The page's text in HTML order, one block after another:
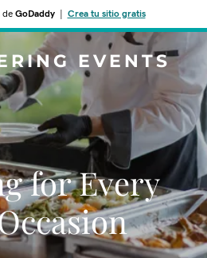
de GoDaddy| Crea tu sitio gratis
EVENTS
for Every